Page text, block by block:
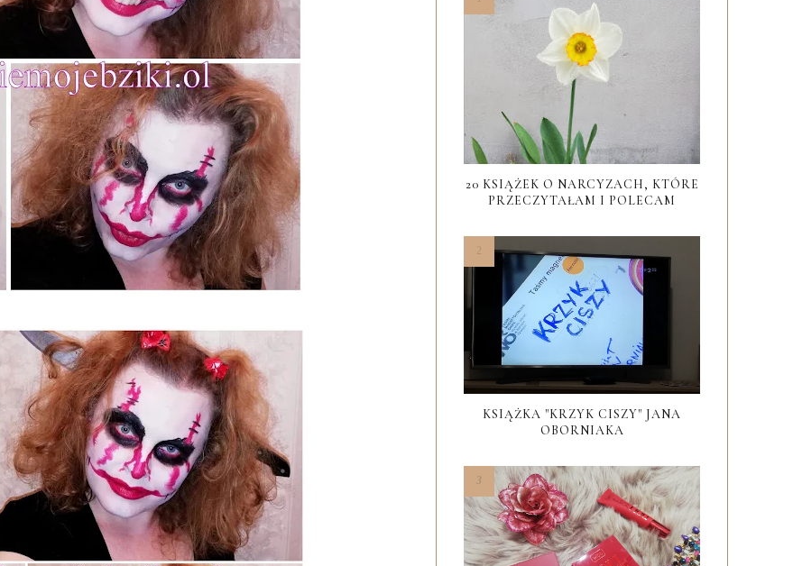
20 KSIĄŻEK O NARCYZACH, KTÓRE
PRZECZYTAŁAM I POLECAM
KSIĄŻKA "KRZYK CISZY" JANA
OBORNIAKA